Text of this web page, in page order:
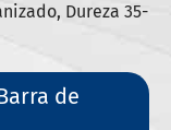
Dureza 35-
de